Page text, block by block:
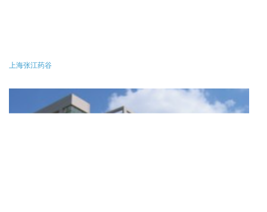
上海张江药谷